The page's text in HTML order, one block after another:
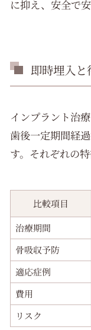
に抑え、安全で
即時埋入と
インプラント治
歯後一定期間経
す。それぞれの
比較項目
治療期間
骨吸収予防
適応症例
費用
リスク